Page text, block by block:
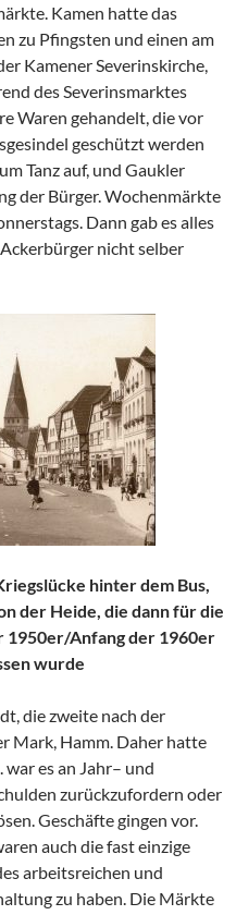
Kamen hatte das
zu Pfingsten und einen am
Kamener Severinskirche,
des Severinsmarktes
Waren gehandelt, die vor
geschützt werden
Tanz auf, und Gaukler
der Bürger. Wochenmärkte
Dann gab es alles
nicht selber
hinter dem Bus,
der Heide, die dann für die
1950er/Anfang der 1960er
wurde
die zweite nach der
Mark, Hamm. Daher hatte
war es an Jahr– und
zurückzufordern oder
Geschäfte gingen vor.
auch die fast einzige
arbeitsreichen und
zu haben. Die Märkte